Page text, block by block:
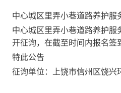
中心城区里弄小巷道路养护
中心城区里弄小巷道路养护
开征询，在截至时间内报名签
特此公告
征询单位：上饶市信州区饶兴